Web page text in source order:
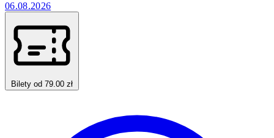
06.08.2026
Bilety od 79.00 zł